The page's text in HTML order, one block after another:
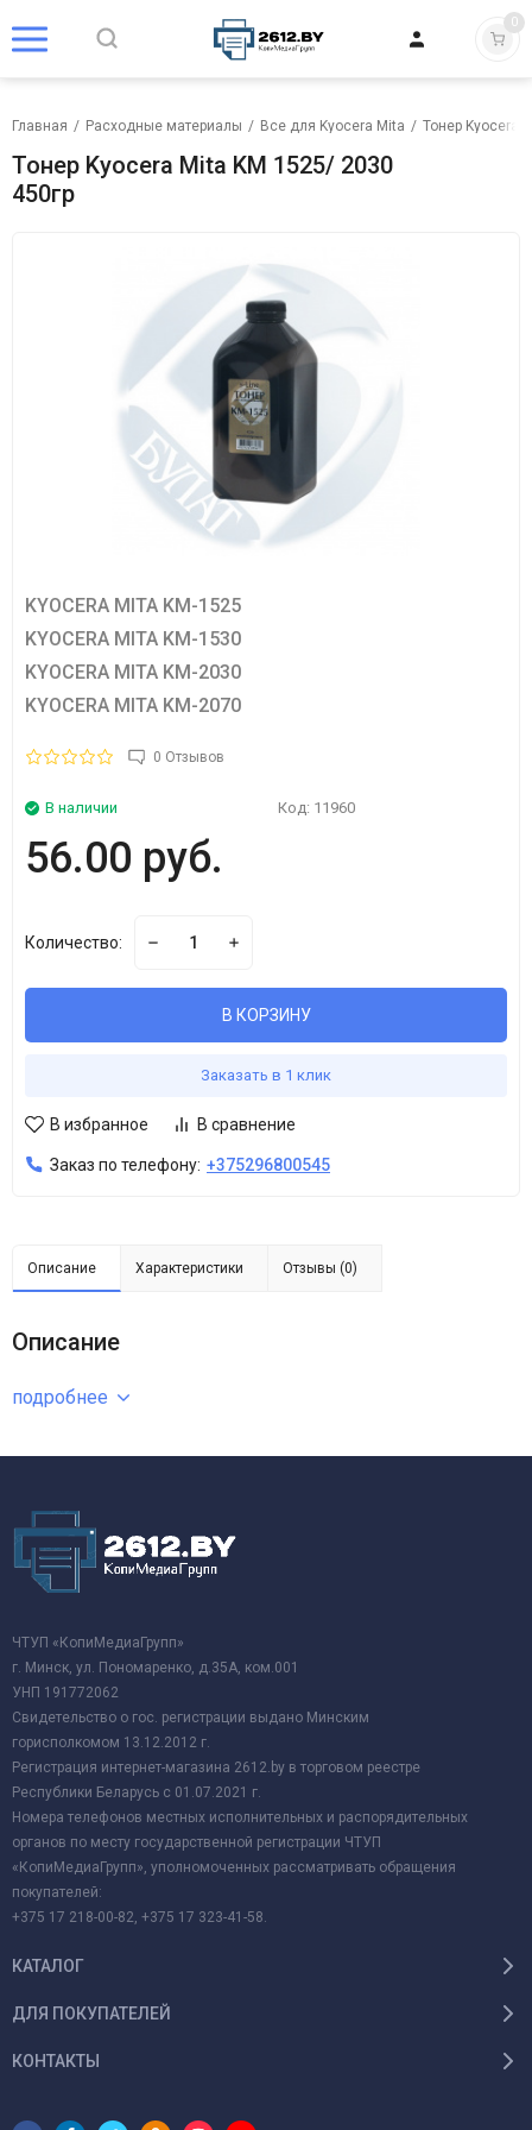
0
Главная / Расходные материалы / Все для Kyocera Mita / Тонер Kyocera
Тонер Kyocera Mita KM 1525/ 2030
450гр
KYOCERA MITA KM-1525
KYOCERA MITA KM-1530
KYOCERA MITA KM-2030
KYOCERA MITA KM-2070
0 Отзывов
В наличии Код: 11960
56.00 руб.
Количество:
В КОРЗИНУ
Заказать в 1 клик
В избранное В сравнение
Заказ по телефону: +375296800545
Описание Характеристики Отзывы (0)
Описание
подробнее
ЧТУП «КопиМедиаГрупп»
г. Минск, ул. Пономаренко, д.35А, ком.001
УНП 191772062
Свидетельство о гос. регистрации выдано Минским
горисполкомом 13.12.2012 г.
Регистрация интернет-магазина 2612.by в торговом реестре
Республики Беларусь с 01.07.2021 г.
Номера телефонов местных исполнительных и распорядительных
органов по месту государственной регистрации ЧТУП
«КопиМедиаГрупп», уполномоченных рассматривать обращения
покупателей:
+375 17 218-00-82, +375 17 323-41-58.
КАТАЛОГ
ДЛЯ ПОКУПАТЕЛЕЙ
КОНТАКТЫ